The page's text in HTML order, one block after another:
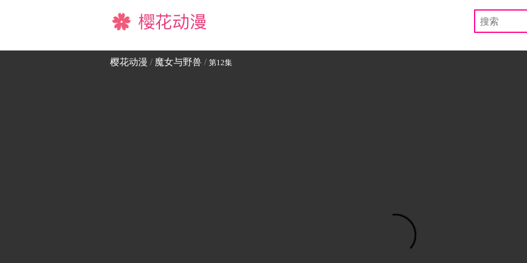
樱花动漫
樱花动漫 / 魔女与野兽 / 第12集